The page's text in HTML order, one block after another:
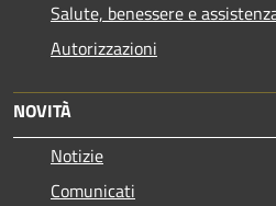
Salute, benessere e
Autorizzazioni
NOVITÀ
Notizie
Comunicati